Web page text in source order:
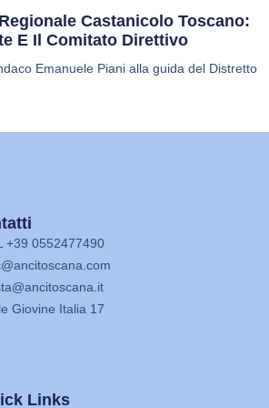
Castanicolo Toscano:
E Il Comitato Direttivo
Emanuele Piani alla guida del Distretto
Links
+39 0552477490
Giovine Italia 17